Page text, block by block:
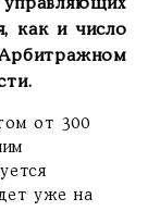
как и число
от 300
уже на